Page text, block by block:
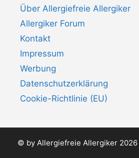
Über Allergiefreie Allergiker
Allergiker Forum
Kontakt
Impressum
Werbung
Datenschutzerklärung
Cookie-Richtlinie (EU)
© by Allergiefreie Allergiker 2026